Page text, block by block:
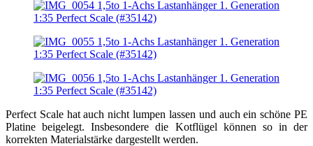
Perfect Scale hat auch nicht lumpen lassen und auch ein schöne PE
Platine beigelegt. Insbesondere die Kotflügel können so in der
korrekten Materialstärke dargestellt werden.